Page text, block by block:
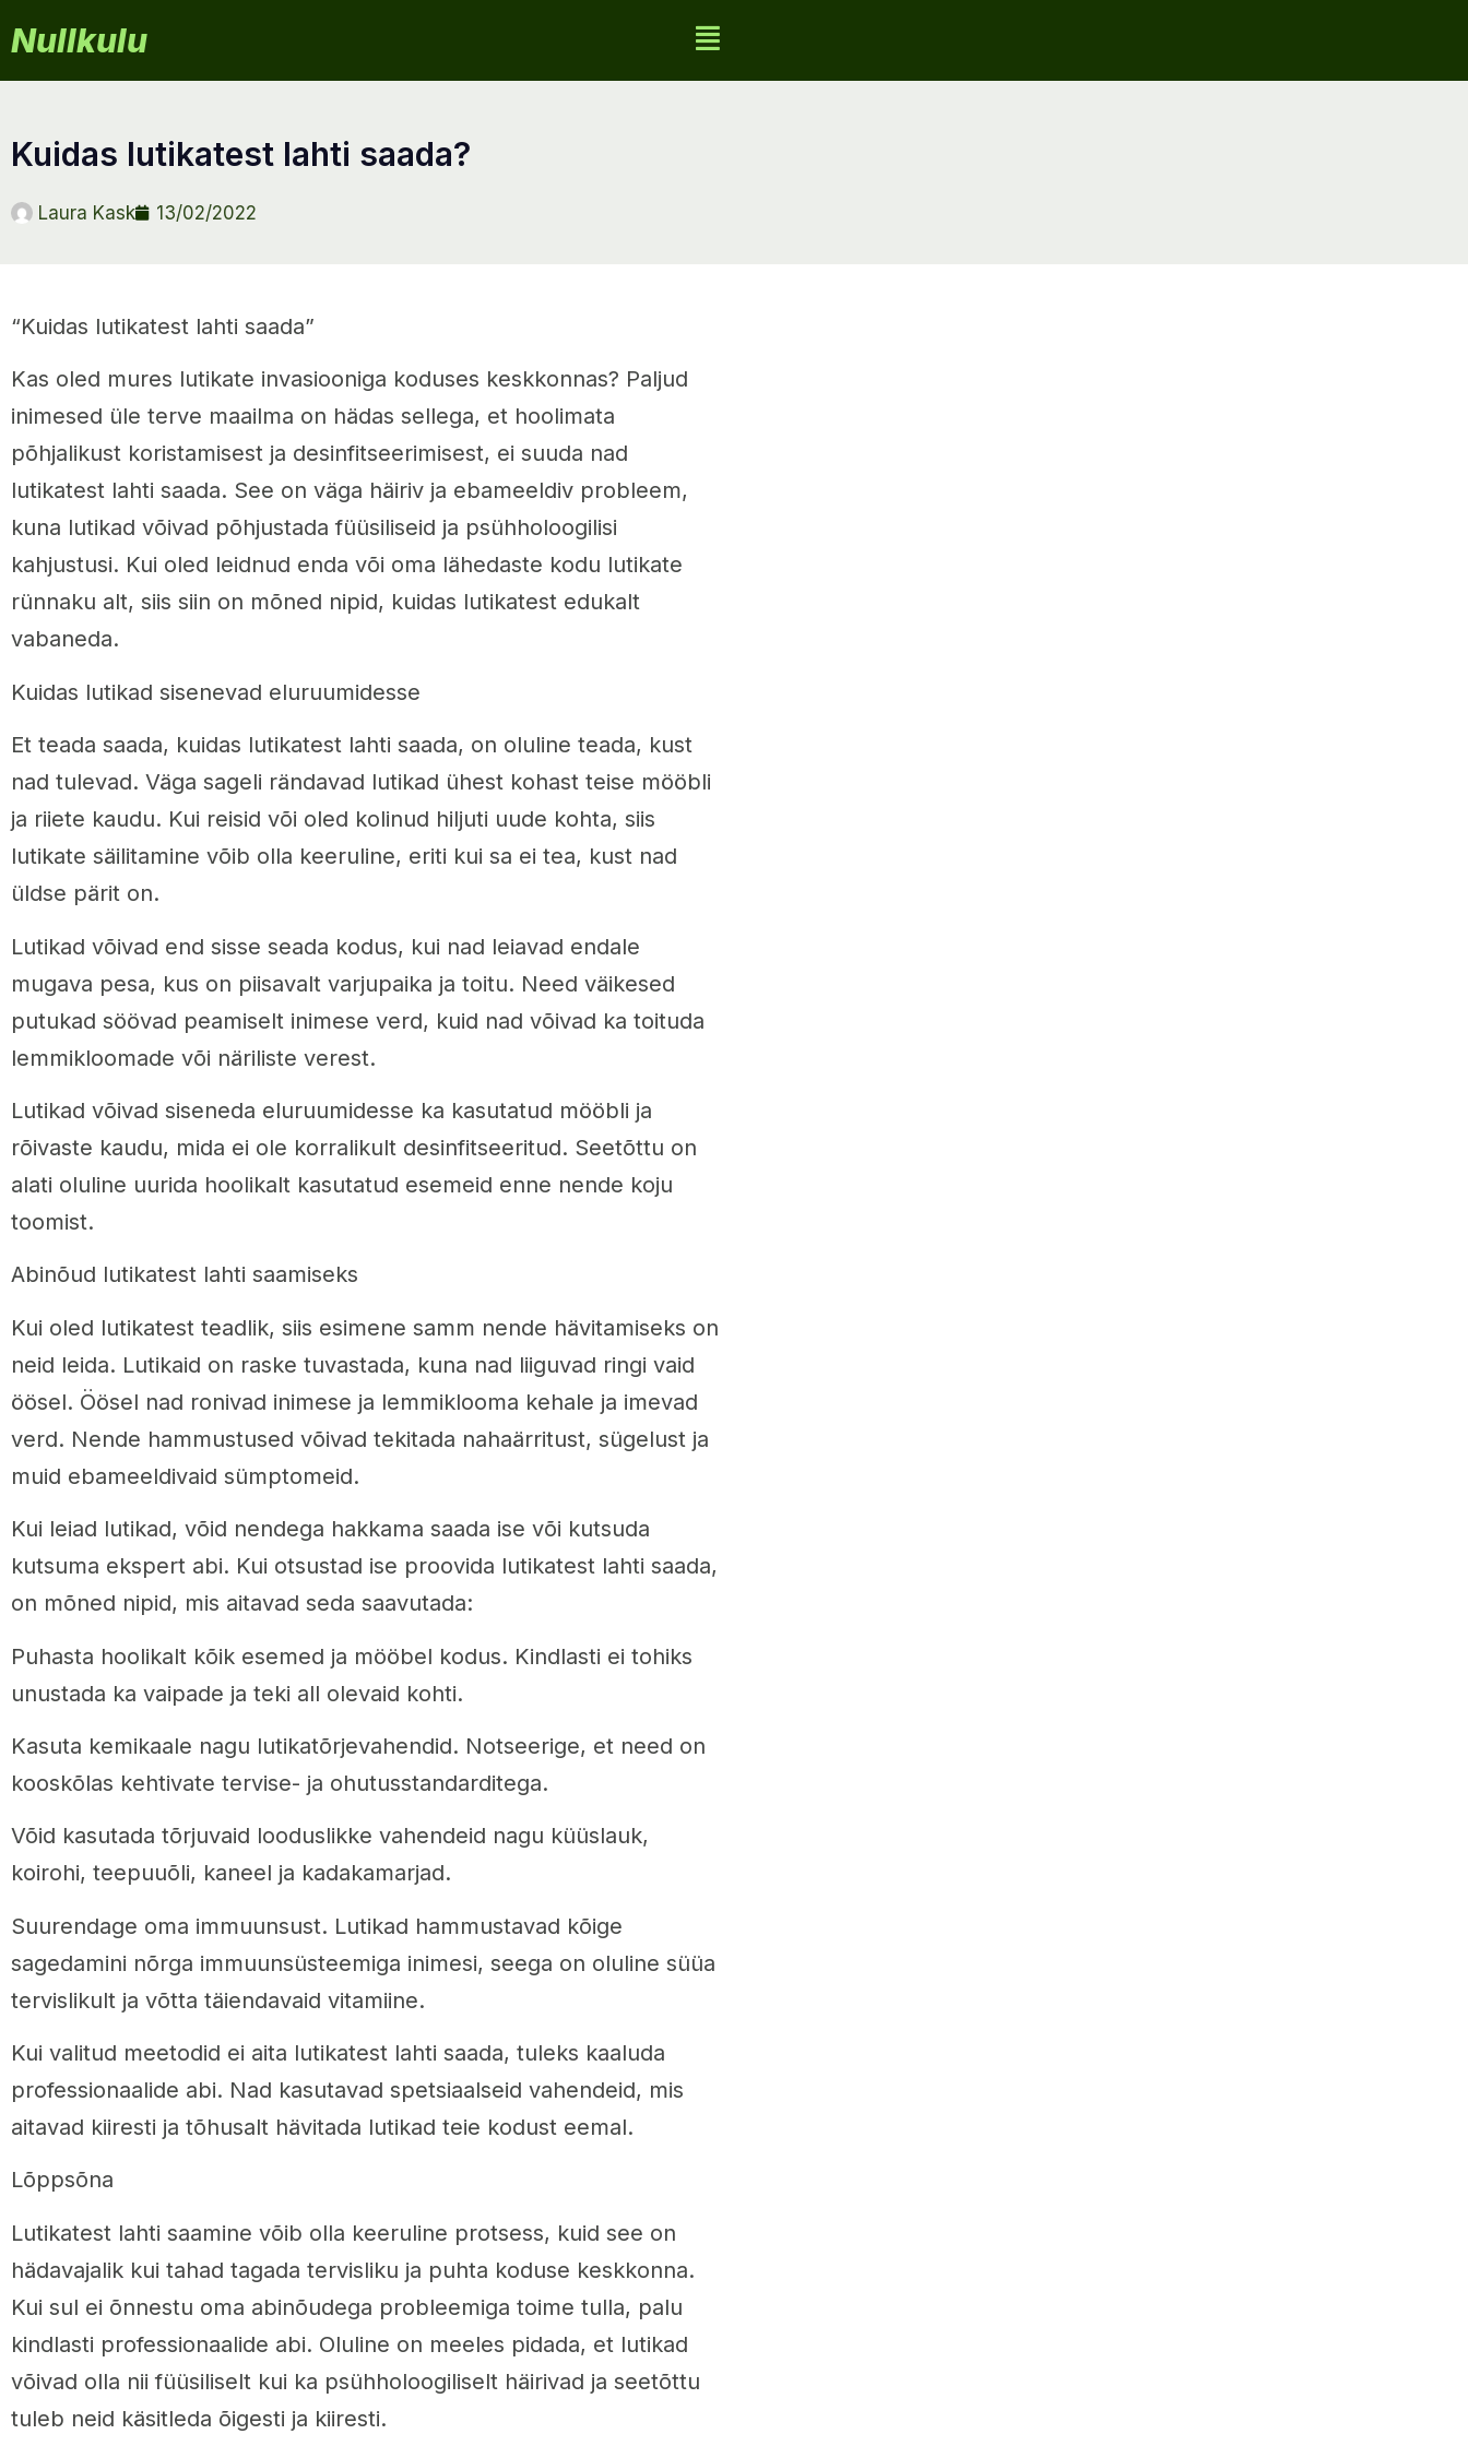
Nullkulu
kuidas lutikatest lahti saada?
Laura Kask 13/02/2022
“Kuidas lutikatest lahti saada”
Kas oled mures lutikate invasiooniga koduses keskkonnas? Paljud
inimesed üle terve maailma on hädas sellega, et hoolimata
põhjalikust koristamisest ja desinfitseerimisest, ei suuda nad
lutikatest lahti saada. See on väga häiriv ja ebameeldiv probleem,
kuna lutikad võivad põhjustada füüsiliseid ja psühholoogilisi
kahjustusi. Kui oled leidnud enda või oma lähedaste kodu lutikate
rünnaku alt, siis siin on mõned nipid, kuidas lutikatest edukalt
vabaneda.
Kuidas lutikad sisenevad eluruumidesse
Et teada saada, kuidas lutikatest lahti saada, on oluline teada, kust
nad tulevad. Väga sageli rändavad lutikad ühest kohast teise mööbli
ja riiete kaudu. Kui reisid või oled kolinud hiljuti uude kohta, siis
lutikate säilitamine võib olla keeruline, eriti kui sa ei tea, kust nad
üldse pärit on.
Lutikad võivad end sisse seada kodus, kui nad leiavad endale
mugava pesa, kus on piisavalt varjupaika ja toitu. Need väikesed
putukad söövad peamiselt inimese verd, kuid nad võivad ka toituda
lemmikloomade või näriliste verest.
Lutikad võivad siseneda eluruumidesse ka kasutatud mööbli ja
rõivaste kaudu, mida ei ole korralikult desinfitseeritud. Seetõttu on
alati oluline uurida hoolikalt kasutatud esemeid enne nende koju
toomist.
Abinõud lutikatest lahti saamiseks
Kui oled lutikatest teadlik, siis esimene samm nende hävitamiseks on
neid leida. Lutikaid on raske tuvastada, kuna nad liiguvad ringi vaid
öösel. Öösel nad ronivad inimese ja lemmiklooma kehale ja imevad
verd. Nende hammustused võivad tekitada nahaärritust, sügelust ja
muid ebameeldivaid sümptomeid.
Kui leiad lutikad, võid nendega hakkama saada ise või kutsuda
kutsuma ekspert abi. Kui otsustad ise proovida lutikatest lahti saada,
on mõned nipid, mis aitavad seda saavutada:
Puhasta hoolikalt kõik esemed ja mööbel kodus. Kindlasti ei tohiks
unustada ka vaipade ja teki all olevaid kohti.
Kasuta kemikaale nagu lutikatõrjevahendid. Notseerige, et need on
kooskõlas kehtivate tervise- ja ohutusstandarditega.
Võid kasutada tõrjuvaid looduslikke vahendeid nagu küüslauk,
koirohi, teepuuõli, kaneel ja kadakamarjad.
Suurendage oma immuunsust. Lutikad hammustavad kõige
sagedamini nõrga immuunsüsteemiga inimesi, seega on oluline süüa
tervislikult ja võtta täiendavaid vitamiine.
Kui valitud meetodid ei aita lutikatest lahti saada, tuleks kaaluda
professionaalide abi. Nad kasutavad spetsiaalseid vahendeid, mis
aitavad kiiresti ja tõhusalt hävitada lutikad teie kodust eemal.
Lõppsõna
Lutikatest lahti saamine võib olla keeruline protsess, kuid see on
hädavajalik kui tahad tagada tervisliku ja puhta koduse keskkonna.
Kui sul ei õnnestu oma abinõudega probleemiga toime tulla, palu
kindlasti professionaalide abi. Oluline on meeles pidada, et lutikad
võivad olla nii füüsiliselt kui ka psühholoogiliselt häirivad ja seetõttu
tuleb neid käsitleda õigesti ja kiiresti.